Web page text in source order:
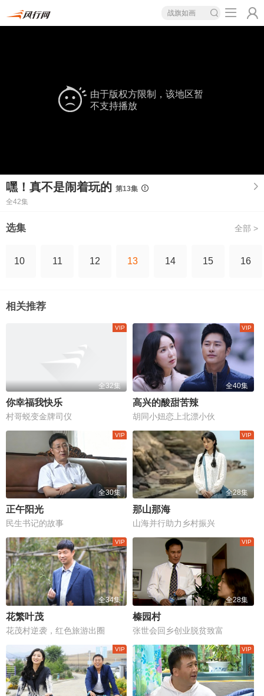
战旗如画
由于版权方限制，该地区暂
不支持播放
嘿！真不是闹着玩的 第13集
全42集
选集 全部 >
10 11 12 13 14 15 16
相关推荐
全32集
你幸福我快乐
村哥蜕变金牌司仪
全40集
高兴的酸甜苦辣
胡同小妞恋上北漂小伙
全30集
正午阳光
民生书记的故事
全28集
那山那海
山海并行助力乡村振兴
全34集
花繁叶茂
花茂村逆袭，红色旅游出圈
全28集
榛园村
张世会回乡创业脱贫致富